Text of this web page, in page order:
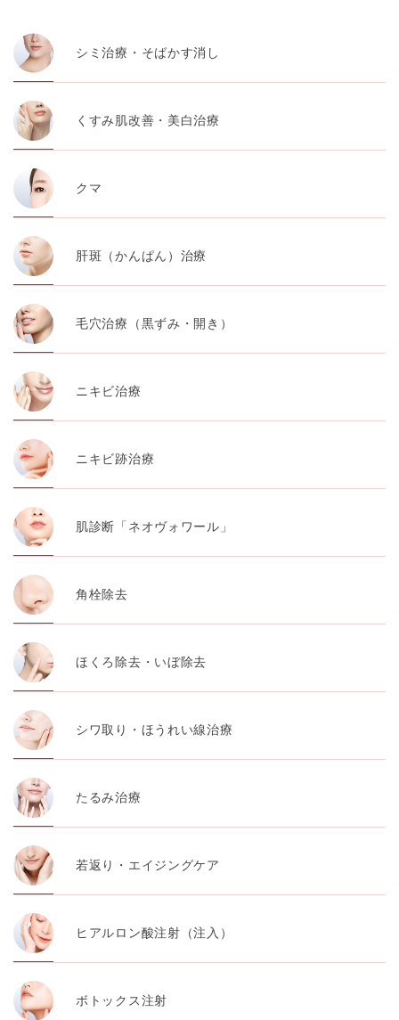
シミ治療・そばかす消し
くすみ肌改善・美白治療
クマ
肝斑（かんぱん）治療
毛穴治療（黒ずみ・開き）
ニキビ治療
ニキビ跡治療
肌診断「ネオヴォワール」
角栓除去
ほくろ除去・いぼ除去
シワ取り・ほうれい線治療
たるみ治療
若返り・エイジングケア
ヒアルロン酸注射（注入）
ボトックス注射